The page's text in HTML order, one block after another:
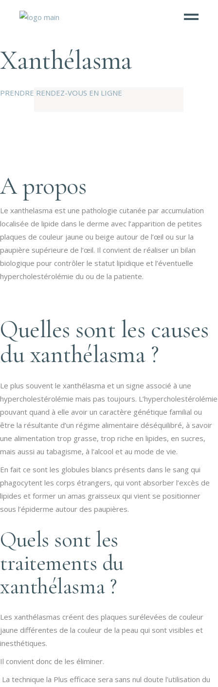
Xanthélasma
PRENDRE RENDEZ-VOUS EN LIGNE
A propos
Le xanthelasma est une pathologie cutanée par accumulation
localisée de lipide dans le derme avec l’apparition de petites
plaques de couleur jaune ou beige autour de l’œil ou sur la
paupière supérieure de l’œil. Il convient de réaliser un bilan
biologique pour contrôler le statut lipidique et l’éventuelle
hypercholestérolémie du ou de la patiente.
Quelles sont les causes
du xanthélasma ?
Le plus souvent le xanthélasma et un signe associé à une
hypercholestérolémie mais pas toujours. L’hypercholestérolémie
pouvant quand à elle avoir un caractère génétique familial ou
être la résultante d’un régime alimentaire déséquilibré, à savoir
une alimentation trop grasse, trop riche en lipides, en sucres,
mais aussi au tabagisme, à l’alcool et au mode de vie.
En fait ce sont les globules blancs présents dans le sang qui
phagocytent les corps étrangers, qui vont absorber l’excès de
lipides et former un amas graisseux qui vient se positionner
sous l’épiderme autour des paupières.
Quels sont les
traitements du
xanthélasma ?
Les xanthélasmas créent des plaques surélevées de couleur
jaune différentes de la couleur de la peau qui sont visibles et
inesthétiques.
Il convient donc de les éliminer.
La technique la Plus efficace sera sans nul doute l’utilisation du